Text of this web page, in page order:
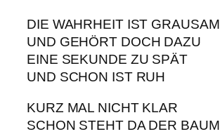
DIE WAHRHEIT IST GRAUSAM
UND GEHÖRT DOCH DAZU
EINE SEKUNDE ZU SPÄT
UND SCHON IST RUH
KURZ MAL NICHT KLAR
SCHON STEHT DA DER BAUM